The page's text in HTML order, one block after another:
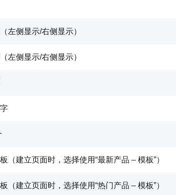
左侧显示/右侧显示）
左侧显示/右侧显示）
（建立页面时，选择使用“最新产品 – 模板”）
（建立页面时，选择使用“热门产品 – 模板”）